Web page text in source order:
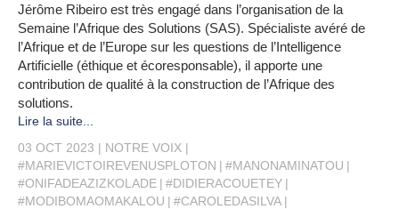
Jérôme Ribeiro est très engagé dans l’organisation de la
Semaine l’Afrique des Solutions (SAS). Spécialiste avéré de
l’Afrique et de l’Europe sur les questions de l’Intelligence
Artificielle (éthique et écoresponsable), il apporte une
contribution de qualité à la construction de l’Afrique des
solutions.
Lire la suite...
03 OCT 2023
NOTRE VOIX
#MARIEVICTOIREVENUSPLOTON
#MANONAMINATOU
#ONIFADEAZIZKOLADE
#DIDIERACOUETEY
#MODIBOMAOMAKALOU
#CAROLEDASILVA